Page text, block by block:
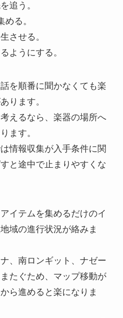
追う。
める。
させる。
ようにする。
を順番に聞かなくても楽
ります。
えるなら、楽器の場所へ
ます。
情報収集が入手条件に関
と途中で止まりやすくな
イテムを集めるだけのイ
域の進行状況が絡みま
、南ロンギット、ナゼー
たぐため、マップ移動が
ら進めると楽になりま